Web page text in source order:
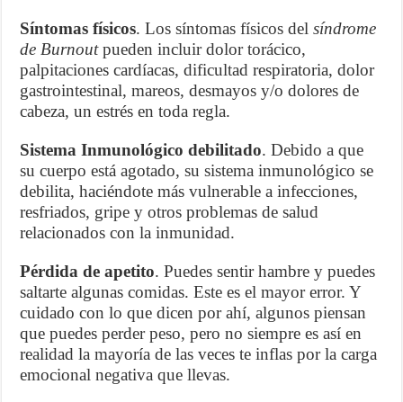
Síntomas físicos. Los síntomas físicos delsíndrome
de Burnoutpueden incluir dolor torácico,
palpitaciones cardíacas, dificultad respiratoria, dolor
gastrointestinal, mareos, desmayos y/o dolores de
cabeza, un estrés en toda regla.
Sistema Inmunológico debilitado. Debido a que
su cuerpo está agotado, su sistema inmunológico se
debilita, haciéndote más vulnerable a infecciones,
resfriados, gripe y otros problemas de salud
relacionados con la inmunidad.
Pérdida de apetito. Puedes sentir hambre y puedes
saltarte algunas comidas. Este es el mayor error. Y
cuidado con lo que dicen por ahí, algunos piensan
que puedes perder peso, pero no siempre es así en
realidad la mayoría de las veces te inflas por la carga
emocional negativa que llevas.